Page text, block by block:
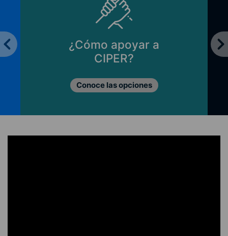
¿Cómo apoyar a
CIPER?
Conoce las opciones